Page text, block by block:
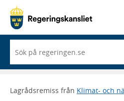
du
börjar
skriva
framträder
Lagrådsremiss från Klimat- och